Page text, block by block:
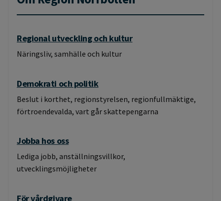
Regional utveckling och kultur
Näringsliv, samhälle och kultur
Demokrati och politik
Beslut i korthet, regionstyrelsen, regionfullmäktige,
förtroendevalda, vart går skattepengarna
Jobba hos oss
Lediga jobb, anställningsvillkor,
utvecklingsmöjligheter
För vårdgivare